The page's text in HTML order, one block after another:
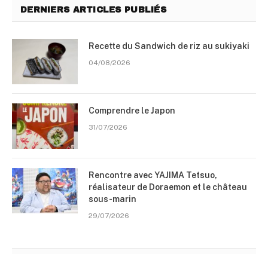
DERNIERS ARTICLES PUBLIÉS
Recette du Sandwich de riz au sukiyaki
04/08/2026
Comprendre le Japon
31/07/2026
Rencontre avec YAJIMA Tetsuo,
réalisateur de Doraemon et le château
sous-marin
29/07/2026